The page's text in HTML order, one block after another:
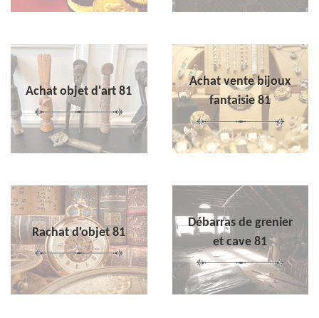
Achat objet d'art 81
Achat vente bijoux
fantaisie 81
Rachat d'objet 81
Débarras de grenier
et cave 81